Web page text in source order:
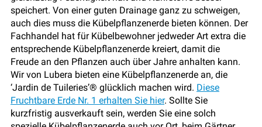
speichert. Von einer guten Drainage ganz zu schweigen,
auch dies muss die Kübelpflanzenerde bieten können. Der
Fachhandel hat für Kübelbewohner jedweder Art extra die
entsprechende Kübelpflanzenerde kreiert, damit die
Freude an den Pflanzen auch über Jahre anhalten kann.
Wir von Lubera bieten eine Kübelpflanzenerde an, die
‘Jardin de Tuileries’® glücklich machen wird. Diese
Fruchtbare Erde Nr. 1 erhalten Sie hier. Sollte Sie
kurzfristig ausverkauft sein, werden Sie eine solch